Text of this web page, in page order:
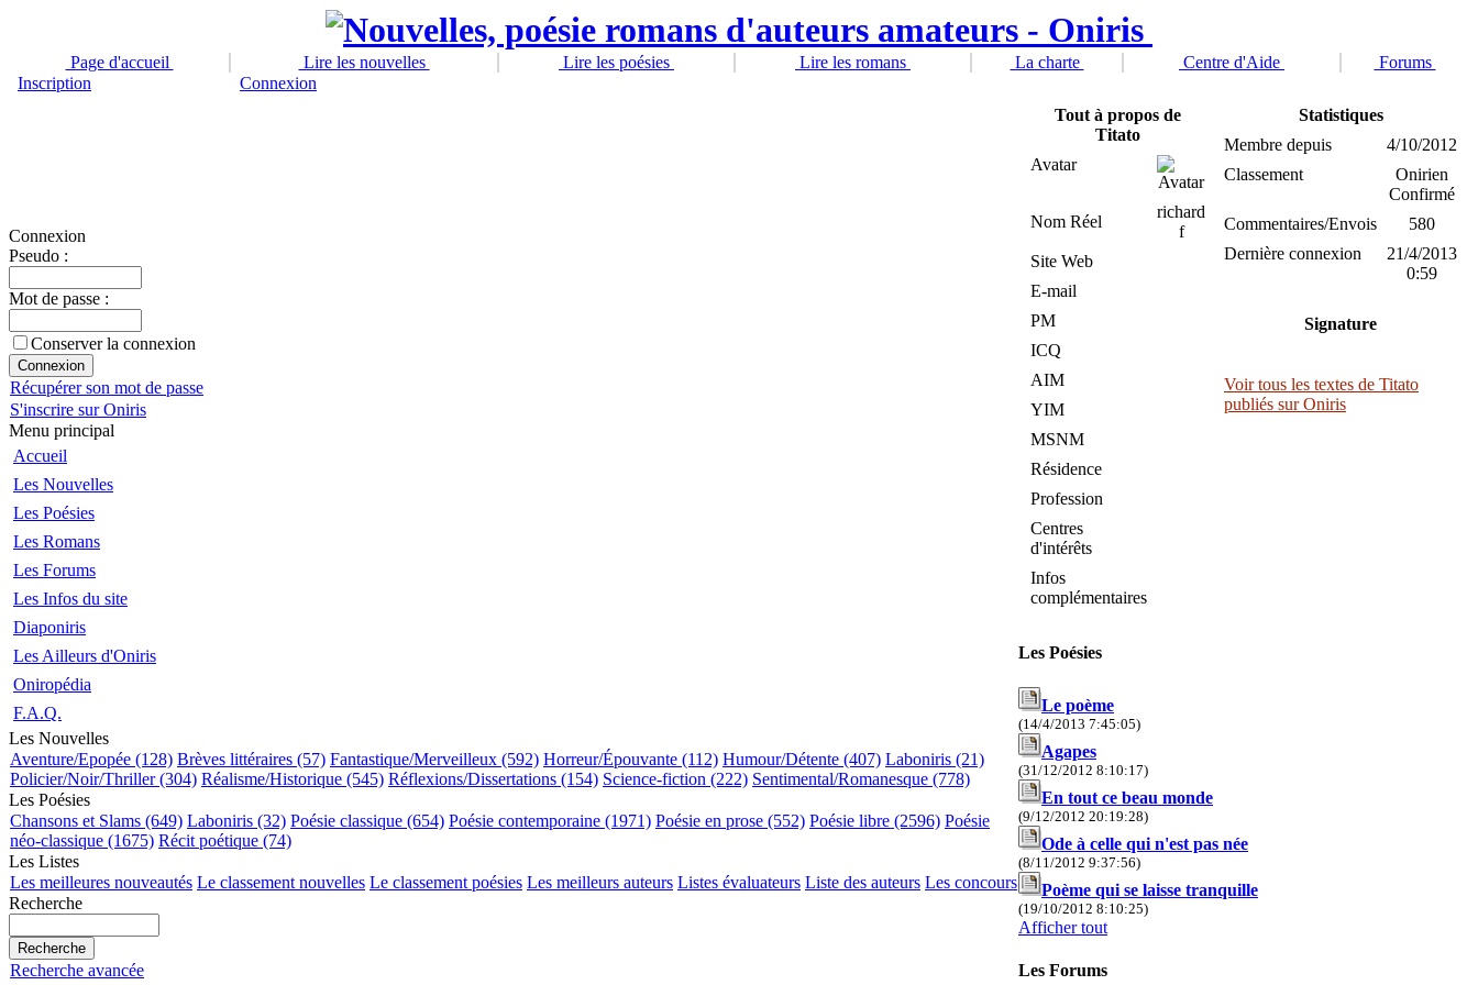
Page d'accueil Lire les nouvelles Lire les poésies Lire les romans La charte Centre d'Aide
Forums
Inscription
Connexion
Connexion
Pseudo :
Mot de passe :
Conserver la connexion
Récupérer son mot de passe
S'inscrire sur Oniris
Menu principal
Accueil
Les Nouvelles
Les Poésies
Les Romans
Les Forums
Les Infos du site
Diaponiris
Les Ailleurs d'Oniris
Oniropédia
F.A.Q.
Les Nouvelles
Aventure/Epopée (128) Brèves littéraires (57) Fantastique/Merveilleux (592) Horreur/Épouvante (112) Humour/Détente (407) Laboniris (21)
Policier/Noir/Thriller (304) Réalisme/Historique (545) Réflexions/Dissertations (154) Science-fiction (222) Sentimental/Romanesque (778)
Les Poésies
Chansons et Slams (649) Laboniris (32) Poésie classique (654) Poésie contemporaine (1971) Poésie en prose (552) Poésie libre (2596) Poésie
néo-classique (1675) Récit poétique (74)
Les Listes
Les meilleures nouveautés Le classement nouvelles Le classement poésies Les meilleurs auteurs Listes évaluateurs Liste des auteurs Les concours
Recherche
Recherche avancée
Tout à propos de
Titato
Avatar
Nom Réel
richard
f
Site Web
E-mail
PM
ICQ
AIM
YIM
MSNM
Résidence
Profession
Centres
d'intérêts
Infos
complémentaires
Statistiques
Membre depuis
4/10/2012
Classement
Onirien
Confirmé
Commentaires/Envois
580
Dernière connexion
21/4/2013
0:59
Signature
Voir tous les textes de Titato
publiés sur Oniris
Les Poésies
Le poème
(14/4/2013 7:45:05)
Agapes
(31/12/2012 8:10:17)
En tout ce beau monde
(9/12/2012 20:19:28)
Ode à celle qui n'est pas née
(8/11/2012 9:37:56)
Poème qui se laisse tranquille
(19/10/2012 8:10:25)
Afficher tout
Les Forums